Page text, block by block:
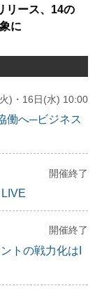
リース、14の
に
)・16日(水) 10:00
働へ─ビジネス
開催終了
開催終了
トの戦力化はI